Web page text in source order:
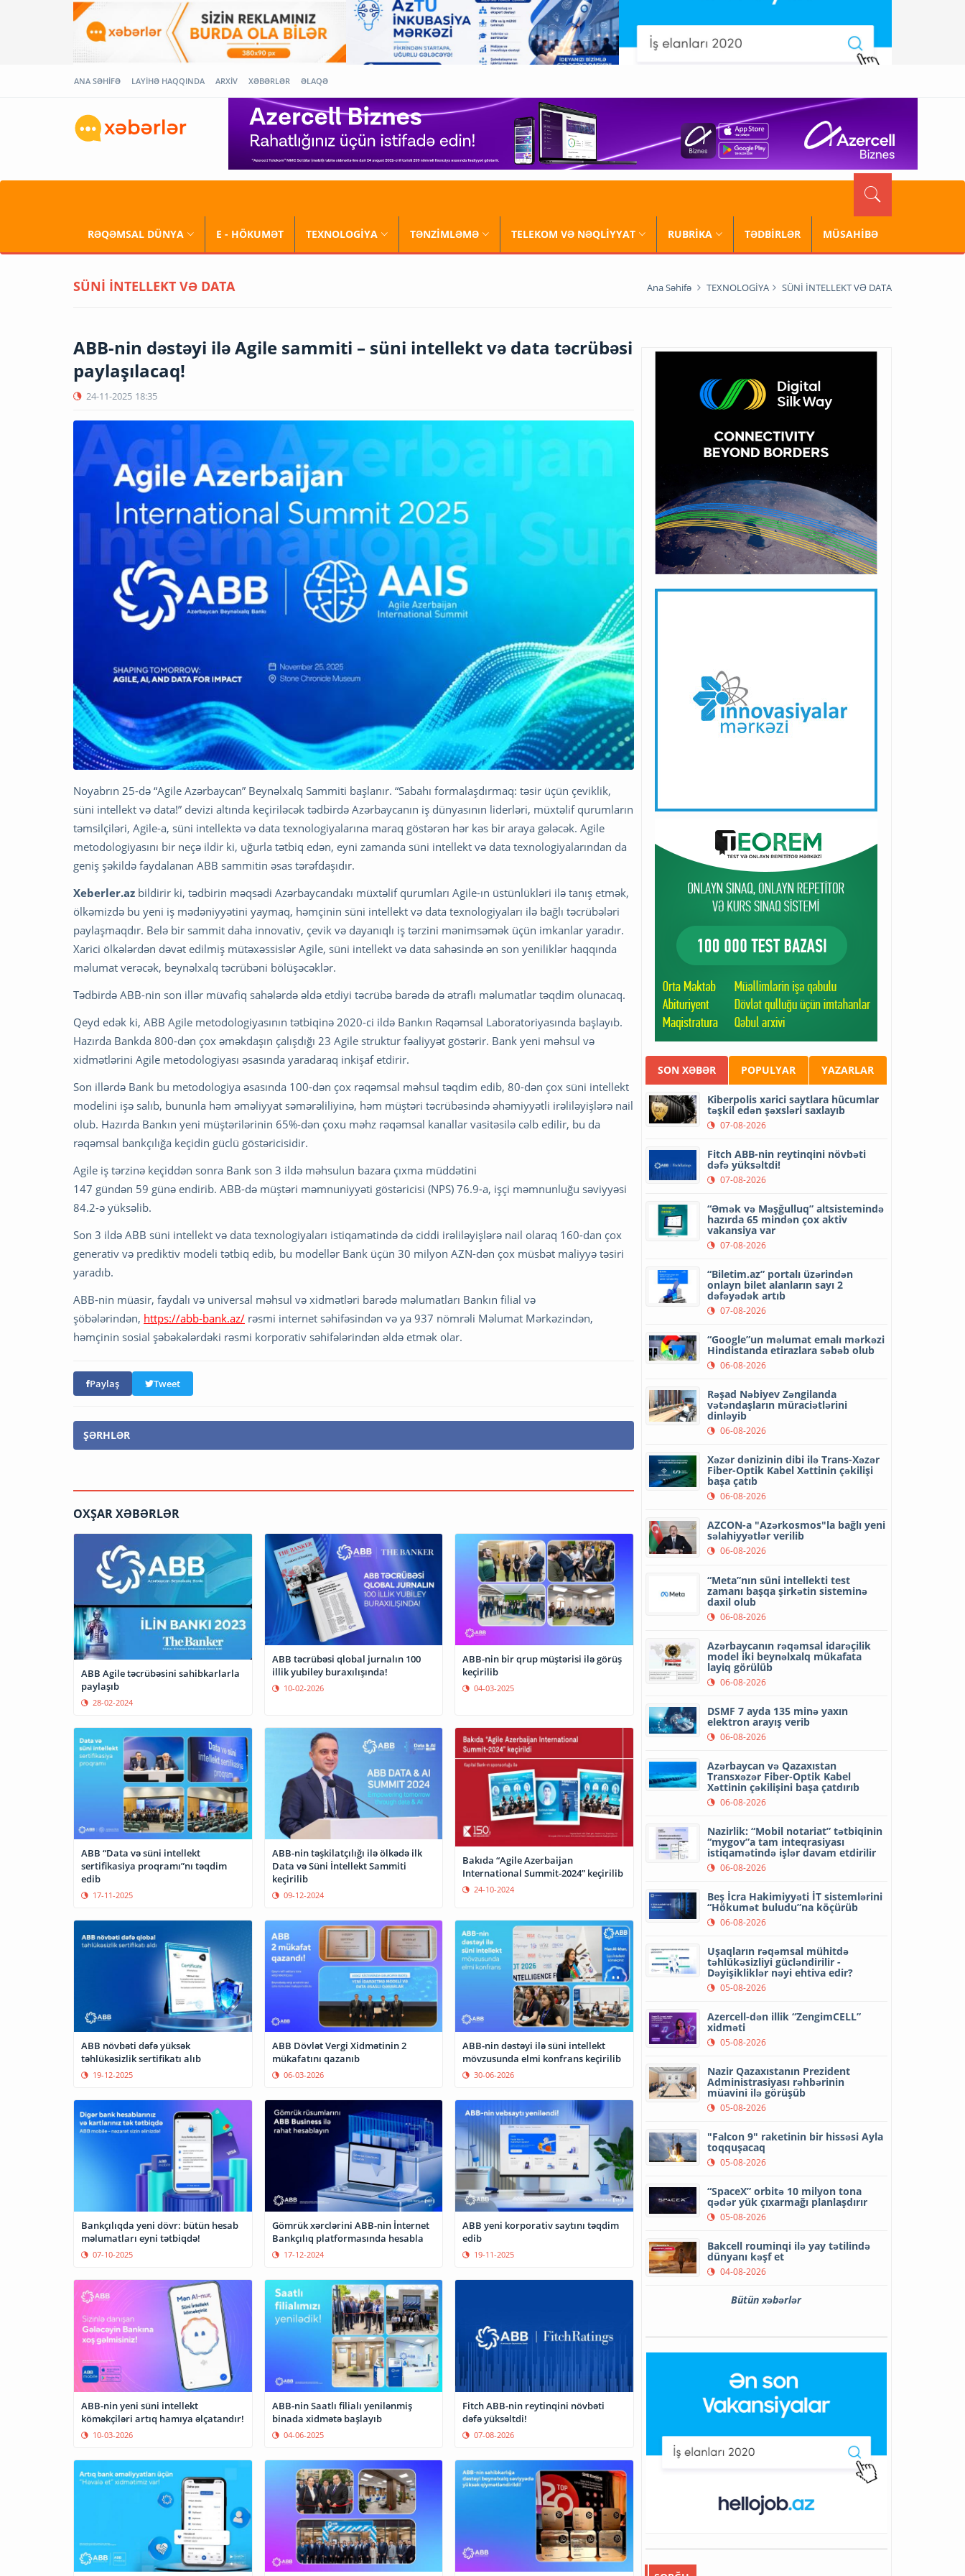
ANA SƏHİFƏ LAYİHƏ HAQQINDA ARXİV XƏBƏRLƏR ƏLAQƏ
RƏQƏMSAL DÜNYA E - HÖKUMƏT TEXNOLOGİYA TƏNZİMLƏMƏ TELEKOM VƏ NƏQLİYYAT RUBRİKA TƏDBİRLƏR MÜSAHİBƏ
SÜNİ İNTELLEKT VƏ DATA Ana Səhifə TEXNOLOGİYA SÜNİ İNTELLEKT VƏ DATA
ABB-nin dəstəyi ilə Agile sammiti – süni intellekt və data təcrübəsi
paylaşılacaq!
24-11-2025 18:35
Noyabrın 25-də “Agile Azərbaycan” Beynəlxalq Sammiti başlanır. “Sabahı formalaşdırmaq: təsir üçün çeviklik,
süni intellekt və data!” devizi altında keçiriləcək tədbirdə Azərbaycanın iş dünyasının liderləri, müxtəlif qurumların
təmsilçiləri, Agile-a, süni intellektə və data texnologiyalarına maraq göstərən hər kəs bir araya gələcək. Agile
metodologiyasını bir neçə ildir ki, uğurla tətbiq edən, eyni zamanda süni intellekt və data texnologiyalarından da
geniş şəkildə faydalanan ABB sammitin əsas tərəfdaşıdır.
Xeberler.az bildirir ki, tədbirin məqsədi Azərbaycandakı müxtəlif qurumları Agile-ın üstünlükləri ilə tanış etmək,
ölkəmizdə bu yeni iş mədəniyyətini yaymaq, həmçinin süni intellekt və data texnologiyaları ilə bağlı təcrübələri
paylaşmaqdır. Belə bir sammit daha innovativ, çevik və dayanıqlı iş tərzini mənimsəmək üçün imkanlar yaradır.
Xarici ölkələrdən dəvət edilmiş mütəxəssislər Agile, süni intellekt və data sahəsində ən son yeniliklər haqqında
məlumat verəcək, beynəlxalq təcrübəni bölüşəcəklər.
Tədbirdə ABB-nin son illər müvafiq sahələrdə əldə etdiyi təcrübə barədə də ətraflı məlumatlar təqdim olunacaq.
Qeyd edək ki, ABB Agile metodologiyasının tətbiqinə 2020-ci ildə Bankın Rəqəmsal Laboratoriyasında başlayıb.
Hazırda Bankda 800-dən çox əməkdaşın çalışdığı 23 Agile struktur fəaliyyət göstərir. Bank yeni məhsul və
xidmətlərini Agile metodologiyası əsasında yaradaraq inkişaf etdirir.
Son illərdə Bank bu metodologiya əsasında 100-dən çox rəqəmsal məhsul təqdim edib, 80-dən çox süni intellekt
modelini işə salıb, bununla həm əməliyyat səmərəliliyinə, həm müştəri təcrübəsində əhəmiyyətli irəliləyişlərə nail
olub. Hazırda Bankın yeni müştərilərinin 65%-dən çoxu məhz rəqəmsal kanallar vasitəsilə cəlb edilir, bu da
rəqəmsal bankçılığa keçidin güclü göstəricisidir.
Agile iş tərzinə keçiddən sonra Bank son 3 ildə məhsulun bazara çıxma müddətini
147 gündən 59 günə endirib. ABB-də müştəri məmnuniyyəti göstəricisi (NPS) 76.9-a, işçi məmnunluğu səviyyəsi
84.2-ə yüksəlib.
Son 3 ildə ABB süni intellekt və data texnologiyaları istiqamətində də ciddi irəliləyişlərə nail olaraq 160-dan çox
generativ və prediktiv modeli tətbiq edib, bu modellər Bank üçün 30 milyon AZN-dən çox müsbət maliyyə təsiri
yaradıb.
ABB-nin müasir, faydalı və universal məhsul və xidmətləri barədə məlumatları Bankın filial və
şöbələrindən, https://abb-bank.az/ rəsmi internet səhifəsindən və ya 937 nömrəli Məlumat Mərkəzindən,
həmçinin sosial şəbəkələrdəki rəsmi korporativ səhifələrindən əldə etmək olar.
Paylaş Tweet
ŞƏRHLƏR
OXŞAR XƏBƏRLƏR
ABB Agile təcrübəsini sahibkarlarla
paylaşıb
28-02-2024
ABB təcrübəsi qlobal jurnalın 100
illik yubiley buraxılışında!
10-02-2026
ABB-nin bir qrup müştərisi ilə görüş
keçirilib
04-03-2025
ABB “Data və süni intellekt
sertifikasiya proqramı”nı təqdim
edib
17-11-2025
ABB-nin təşkilatçılığı ilə ölkədə ilk
Data və Süni İntellekt Sammiti
keçirilib
09-12-2024
Bakıda “Agile Azerbaijan
International Summit-2024” keçirilib
24-10-2024
ABB növbəti dəfə yüksək
təhlükəsizlik sertifikatı alıb
19-12-2025
ABB Dövlət Vergi Xidmətinin 2
mükafatını qazanıb
06-03-2026
ABB-nin dəstəyi ilə süni intellekt
mövzusunda elmi konfrans keçirilib
30-06-2026
Bankçılıqda yeni dövr: bütün hesab
məlumatları eyni tətbiqdə!
07-10-2025
Gömrük xərclərini ABB-nin İnternet
Bankçılıq platformasında hesabla
17-12-2024
ABB yeni korporativ saytını təqdim
edib
19-11-2025
ABB-nin yeni süni intellekt
köməkçiləri artıq hamıya əlçatandır!
10-03-2026
ABB-nin Saatlı filialı yenilənmiş
binada xidmətə başlayıb
04-06-2025
Fitch ABB-nin reytinqini növbəti
dəfə yüksəltdi!
07-08-2026
SON XƏBƏR POPULYAR YAZARLAR
Kiberpolis xarici saytlara hücumlar
təşkil edən şəxsləri saxlayıb
07-08-2026
Fitch ABB-nin reytinqini növbəti
dəfə yüksəltdi!
07-08-2026
“Əmək və Məşğulluq” altsistemində
hazırda 65 mindən çox aktiv
vakansiya var
07-08-2026
“Biletim.az” portalı üzərindən
onlayn bilet alanların sayı 2
dəfəyədək artıb
07-08-2026
“Google”un məlumat emalı mərkəzi
Hindistanda etirazlara səbəb olub
06-08-2026
Rəşad Nəbiyev Zəngilanda
vətəndaşların müraciətlərini
dinləyib
06-08-2026
Xəzər dənizinin dibi ilə Trans-Xəzər
Fiber-Optik Kabel Xəttinin çəkilişi
başa çatıb
06-08-2026
AZCON-a "Azərkosmos"la bağlı yeni
səlahiyyətlər verilib
06-08-2026
“Meta”nın süni intellekti test
zamanı başqa şirkətin sisteminə
daxil olub
06-08-2026
Azərbaycanın rəqəmsal idarəçilik
model iki beynəlxalq mükafata
layiq görülüb
06-08-2026
DSMF 7 ayda 135 minə yaxın
elektron arayış verib
06-08-2026
Azərbaycan və Qazaxıstan
Transxəzər Fiber-Optik Kabel
Xəttinin çəkilişini başa çatdırıb
06-08-2026
Nazirlik: “Mobil notariat” tətbiqinin
“mygov”a tam inteqrasiyası
istiqamətində işlər davam etdirilir
06-08-2026
Beş İcra Hakimiyyəti İT sistemlərini
“Hökumət buludu”na köçürüb
06-08-2026
Uşaqların rəqəmsal mühitdə
təhlükəsizliyi gücləndirilir -
Dəyişikliklər nəyi ehtiva edir?
05-08-2026
Azercell-dən illik “ZengimCELL”
xidməti
05-08-2026
Nazir Qazaxıstanın Prezident
Administrasiyası rəhbərinin
müavini ilə görüşüb
05-08-2026
"Falcon 9" raketinin bir hissəsi Ayla
toqquşacaq
05-08-2026
“SpaceX” orbitə 10 milyon tona
qədər yük çıxarmağı planlaşdırır
05-08-2026
Bakcell rouminqi ilə yay tətilində
dünyanı kəşf et
04-08-2026
Bütün xəbərlər